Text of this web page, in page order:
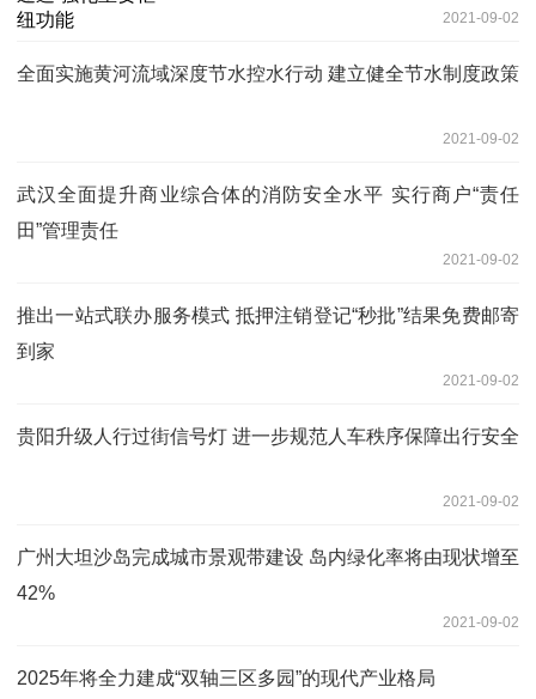
2021-09-02
全面实施黄河流域深度节水控水行动 建立健全节水制度政策
2021-09-02
武汉全面提升商业综合体的消防安全水平 实行商户“责任
田”管理责任
2021-09-02
推出一站式联办服务模式 抵押注销登记“秒批”结果免费邮寄
到家
2021-09-02
贵阳升级人行过街信号灯 进一步规范人车秩序保障出行安全
2021-09-02
广州大坦沙岛完成城市景观带建设 岛内绿化率将由现状增至
42%
2021-09-02
2025年将全力建成“双轴三区多园”的现代产业格局